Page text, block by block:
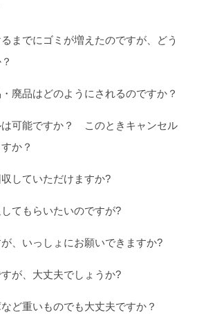
までにゴミが増えたのですが、どう
廃品はどのようにされるのですか？
は可能ですか？ このときキャンセル
か？
していただけますか?
てもらいたいのですが?
、いっしょにお願いできますか?
が、大丈夫でしょうか?
ど重いものでも大丈夫ですか？